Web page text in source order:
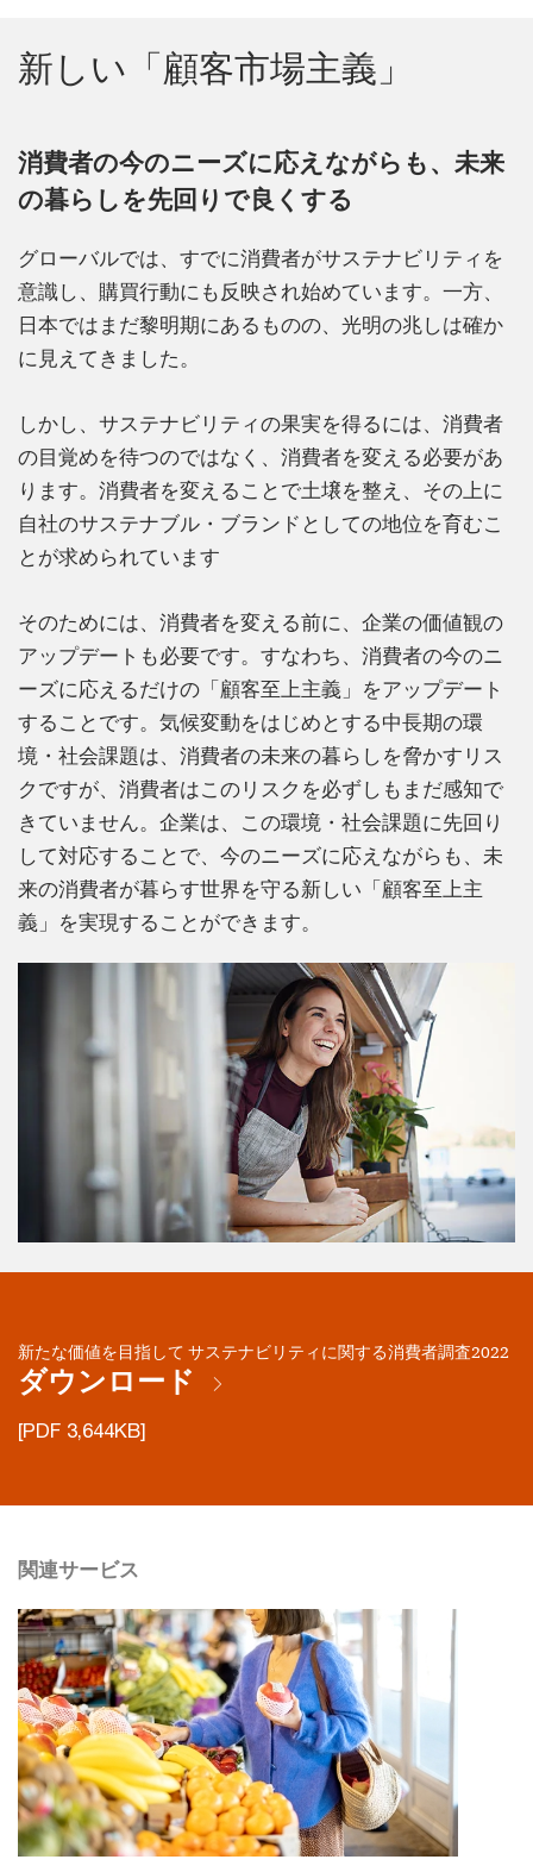
新しい「顧客市場主義」
消費者の今のニーズに応えながらも、未来
の暮らしを先回りで良くする
グローバルでは、すでに消費者がサステナビリティを
意識し、購買行動にも反映され始めています。一方、
日本ではまだ黎明期にあるものの、光明の兆しは確か
に見えてきました。
しかし、サステナビリティの果実を得るには、消費者
の目覚めを待つのではなく、消費者を変える必要があ
ります。消費者を変えることで土壌を整え、その上に
自社のサステナブル・ブランドとしての地位を育むこ
とが求められています
そのためには、消費者を変える前に、企業の価値観の
アップデートも必要です。すなわち、消費者の今のニ
ーズに応えるだけの「顧客至上主義」をアップデート
することです。気候変動をはじめとする中長期の環
境・社会課題は、消費者の未来の暮らしを脅かすリス
クですが、消費者はこのリスクを必ずしもまだ感知で
きていません。企業は、この環境・社会課題に先回り
して対応することで、今のニーズに応えながらも、未
来の消費者が暮らす世界を守る新しい「顧客至上主
義」を実現することができます。
新たな価値を目指して サステナビリティに関する消費者調査2022
ダウンロード
[PDF 3,644KB]
関連サービス